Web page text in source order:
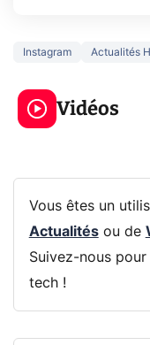
Instagram Actualités
Vidéos
3 écrans en
319€ ? Voici
CQ32G4ZA !
Vous êtes un
Actualitésou de
Suivez-nous
tech !